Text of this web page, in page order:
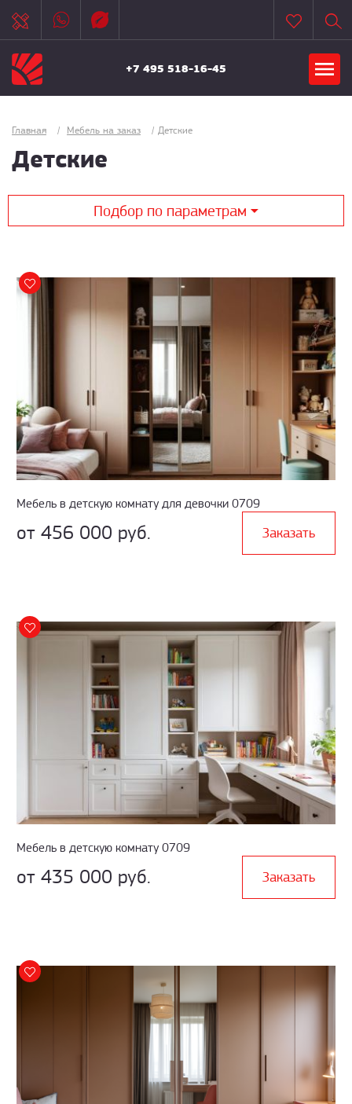
+7 495 518-16-45
Главная / Мебель на заказ / Детские
Детские
Подбор по параметрам
Мебель в детскую комнату для девочки 0709
от 456 000 руб. Заказать
Мебель в детскую комнату 0709
от 435 000 руб. Заказать